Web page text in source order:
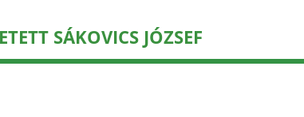
SÁKOVICS JÓZSEF